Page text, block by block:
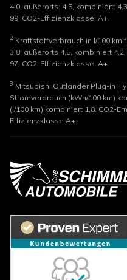
4,0, außerorts: 4,5, kombiniert:
99; CO2-Effizienzklasse: A+.
2 Kraftstoffverbrauch in l/100 km
3,8, außerorts 4,5, kombiniert
97; CO2-Effizienzklasse: A+.
3 Mitsubishi Outlander Plug-in
Stromverbrauch (kWh/100 km)
(l/100 km) kombiniert 1,8. CO2-
Effizienzklasse A+.